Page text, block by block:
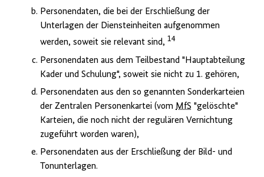
Personendaten, die bei der Erschließung der
Unterlagen der Diensteinheiten aufgenommen
werden, soweit sie relevant sind, 14
Personendaten aus dem Teilbestand "Hauptabteilung
Kader und Schulung", soweit sie nicht zu 1. gehören,
Personendaten aus den so genannten Sonderkarteien
der Zentralen Personenkartei (vom MfS "gelöschte"
Karteien, die noch nicht der regulären Vernichtung
zugeführt worden waren),
Personendaten aus der Erschließung der Bild- und
Tonunterlagen.